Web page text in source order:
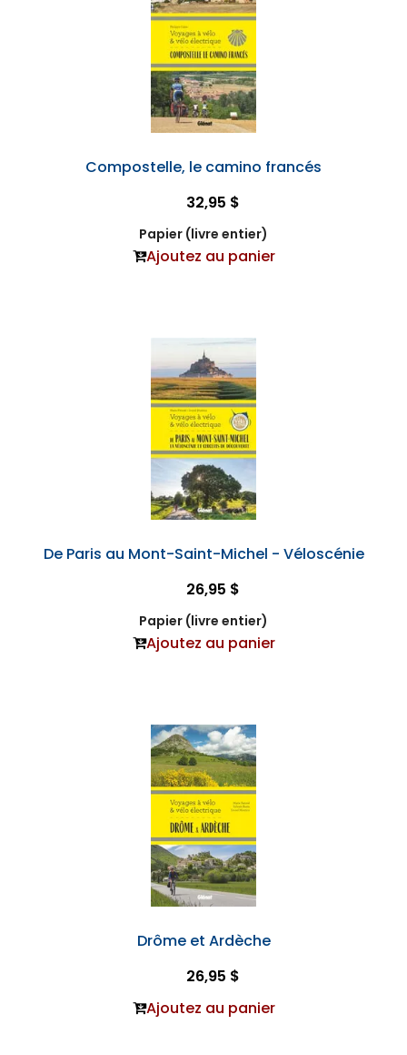
Compostelle, le camino francés
32,95 $
Papier (livre entier)
Ajoutez au panier
De Paris au Mont-Saint-Michel - Véloscénie
26,95 $
Papier (livre entier)
Ajoutez au panier
Drôme et Ardèche
26,95 $
Ajoutez au panier